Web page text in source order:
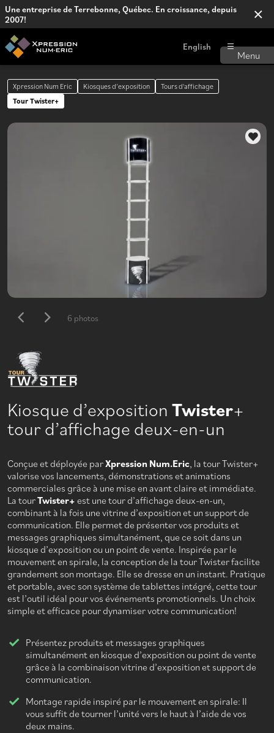
Une entreprise de Terrebonne, Québec. En croissance, depuis
2007!
English
Xpression Num Eric Kiosques d’exposition
Tours d'affichage
Tour Twister+
6 photos
Kiosque d’exposition Twister+
tour d’affichage deux-en-un
Conçue et déployée parXpression Num.Eric, la tour Twister+
valorise vos lancements, démonstrations et animations
commerciales grâce à une mise en avant claire et immédiate.
La tourTwister+ est une tour d’affichage deux-en-un,
combinant à la fois une vitrine d’exposition et un support de
communication. Elle permet de présenter vos produits et
messages graphiques simultanément, que ce soit dans un
kiosque d’exposition ou un point de vente. Inspirée par le
mouvement en spirale, la conception de la tour Twister facilite
grandement son montage. Elle se dresse en un instant. Pratique
et portable, avec son système de tablettes intégré, cette tour
est l’outil idéal pour vos événements promotionnels. Un choix
simple et efficace pour dynamiser votre communication!
Présentez produits et messages graphiques
simultanément en kiosque d’exposition ou point de vente
grâce à la combinaison vitrine d’exposition et support de
communication.
Montage rapide inspiré par le mouvement en spirale: Il
vous suffit de tourner l’unité vers le haut à l’aide de vos
deux mains.